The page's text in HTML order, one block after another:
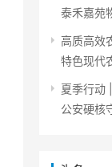
泰禾嘉苑
高质高效
特色现代
夏季行动
公安硬核